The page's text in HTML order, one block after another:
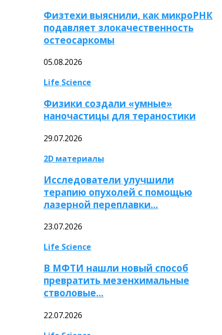
Физтехи выяснили, как микроРНК
подавляет злокачественность
остеосаркомы
05.08.2026
Life Science
Физики создали «умные»
наночастицы для тераностики
29.07.2026
2D материалы
Исследователи улучшили
терапию опухолей с помощью
лазерной переплавки…
23.07.2026
Life Science
В МФТИ нашли новый способ
превратить мезенхимальные
стволовые…
22.07.2026